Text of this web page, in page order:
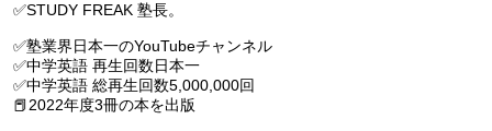
✅STUDY FREAK 塾長。
✅塾業界日本一のYouTubeチャンネル
✅中学英語 再生回数日本一
✅中学英語 総再生回数5,000,000回
📕2022年度3冊の本を出版